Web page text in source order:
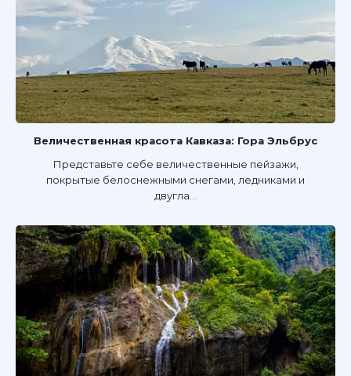
Величественная красота Кавказа: Гора Эльбрус
Представьте себе величественные пейзажи,
покрытые белоснежными снегами, ледниками и
двугла...